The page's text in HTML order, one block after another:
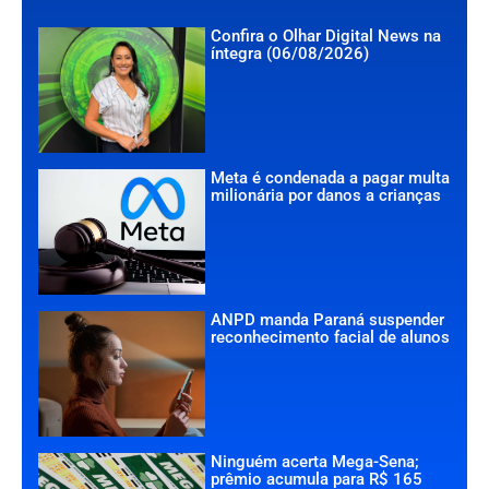
Confira o Olhar Digital News na
íntegra (06/08/2026)
Meta é condenada a pagar multa
milionária por danos a crianças
ANPD manda Paraná suspender
reconhecimento facial de alunos
Ninguém acerta Mega-Sena;
prêmio acumula para R$ 165